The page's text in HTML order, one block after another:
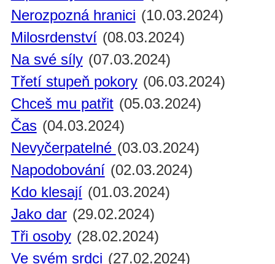
Nerozpozná hranici (10.03.2024)
Milosrdenství (08.03.2024)
Na své síly (07.03.2024)
Třetí stupeň pokory (06.03.2024)
Chceš mu patřit (05.03.2024)
Čas (04.03.2024)
Nevyčerpatelné (03.03.2024)
Napodobování (02.03.2024)
Kdo klesají (01.03.2024)
Jako dar (29.02.2024)
Tři osoby (28.02.2024)
Ve svém srdci (27.02.2024)